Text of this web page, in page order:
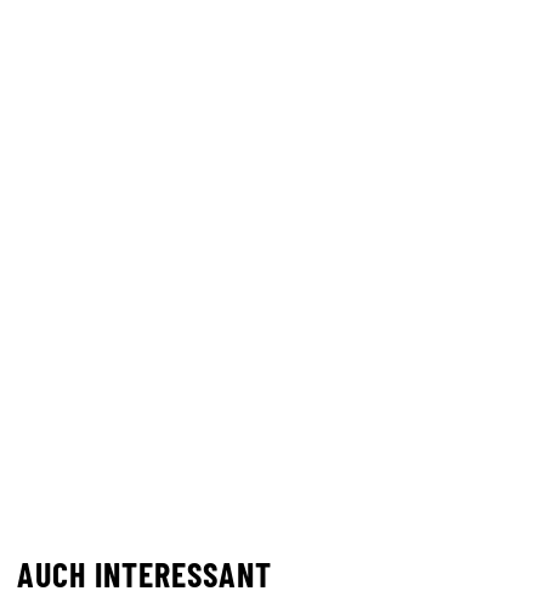
AUCH INTERESSANT